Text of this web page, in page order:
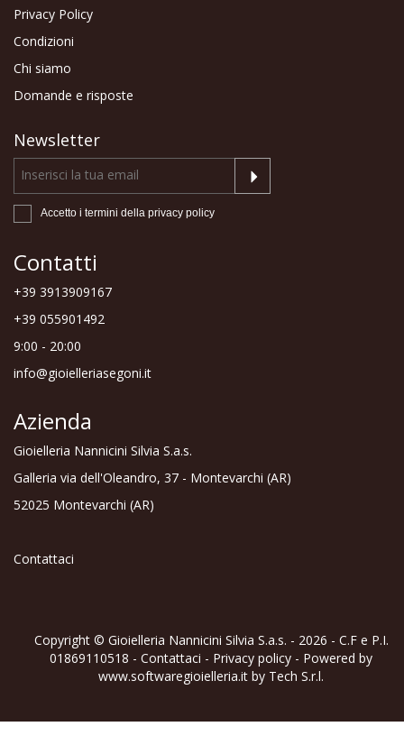
Privacy Policy
Condizioni
Chi siamo
Domande e risposte
Newsletter
Accetto i termini della privacy policy
Contatti
+39 3913909167
+39 055901492
9:00 - 20:00
info@gioielleriasegoni.it
Azienda
Gioielleria Nannicini Silvia S.a.s.
Galleria via dell'Oleandro, 37 - Montevarchi (AR)
52025 Montevarchi (AR)
Contattaci
Copyright © Gioielleria Nannicini Silvia S.a.s. - 2026 - C.F e P.I.
01869110518 - Contattaci - Privacy policy - Powered by
www.softwaregioielleria.it by Tech S.r.l.